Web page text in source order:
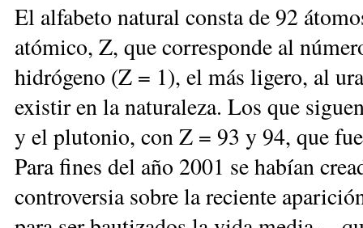
El alfabeto natural consta de 92
atómico, Z, que corresponde al
hidrógeno (Z = 1), el más ligero, al
existir en la naturaleza. Los que
y el plutonio, con Z = 93 y 94, que
Para fines del año 2001 se habían
controversia sobre la reciente